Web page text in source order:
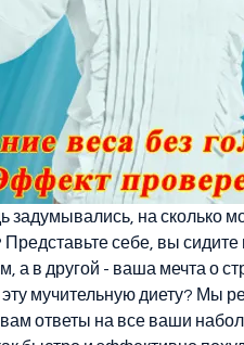
задумывались, на сколько
себе, вы сидите
а в другой - ваша мечта о
эту мучительную диету? Мы
вам ответы на все ваши